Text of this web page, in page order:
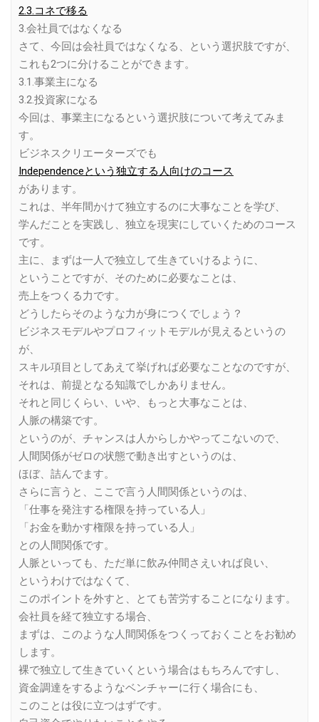
2.3.コネで移る
3.会社員ではなくなる
さて、今回は会社員ではなくなる、という選択肢ですが、
これも2つに分けることができます。
3.1.事業主になる
3.2.投資家になる
今回は、事業主になるという選択肢について考えてみま
す。
ビジネスクリエーターズでも
Independenceという独立する人向けのコース
があります。
これは、半年間かけて独立するのに大事なことを学び、
学んだことを実践し、独立を現実にしていくためのコース
です。
主に、まずは一人で独立して生きていけるように、
ということですが、そのために必要なことは、
売上をつくる力です。
どうしたらそのような力が身につくでしょう？
ビジネスモデルやプロフィットモデルが見えるというの
が、
スキル項目としてあえて挙げれば必要なことなのですが、
それは、前提となる知識でしかありません。
それと同じくらい、いや、もっと大事なことは、
人脈の構築です。
というのが、チャンスは人からしかやってこないので、
人間関係がゼロの状態で動き出すというのは、
ほぼ、詰んでます。
さらに言うと、ここで言う人間関係というのは、
「仕事を発注する権限を持っている人」
「お金を動かす権限を持っている人」
との人間関係です。
人脈といっても、ただ単に飲み仲間さえいれば良い、
というわけではなくて、
このポイントを外すと、とても苦労することになります。
会社員を経て独立する場合、
まずは、このような人間関係をつくっておくことをお勧め
します。
裸で独立して生きていくという場合はもちろんですし、
資金調達をするようなベンチャーに行く場合にも、
このことは役に立つはずです。